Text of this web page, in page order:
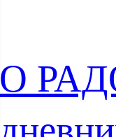
О